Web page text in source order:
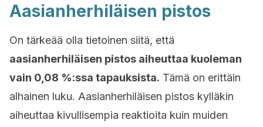
Aasianherhiläisen pistos
On tärkeää olla tietoinen siitä, että
aasianherhiläisen pistos aiheuttaa kuoleman
vain 0,08 %:ssa tapauksista. Tämä on erittäin
alhainen luku. Aasianherhiläisen pistos kylläkin
aiheuttaa kivullisempia reaktioita kuin muiden